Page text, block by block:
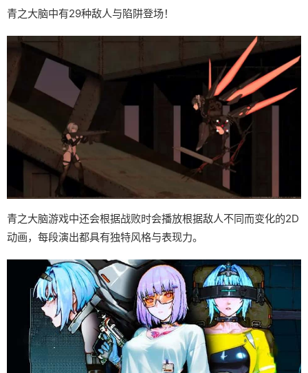
青之大脑中有29种敌人与陷阱登场！
青之大脑游戏中还会根据战败时会播放根据敌人不同而变化的2D
动画，每段演出都具有独特风格与表现力。